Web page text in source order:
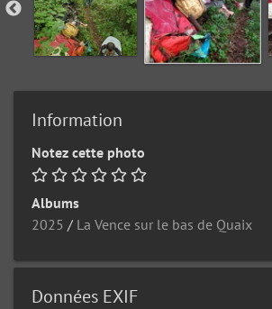
Information
Notez cette photo
Albums
2025 / La Vence sur le bas de Quaix
Données EXIF